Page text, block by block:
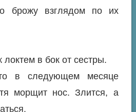
брожу взглядом по их
в бок от сестры.
в следующем месяце
морщит нос. Злится, а